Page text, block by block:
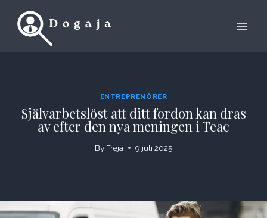
ENTREPRENÖRER
Självarbetslöst att ditt fordon kan dras
av efter den nya meningen i Teac
By Freja 9 juli 2025